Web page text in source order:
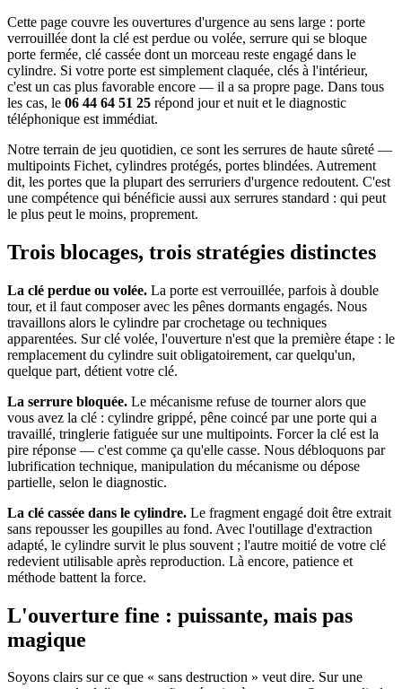
Cette page couvre les ouvertures d'urgence au sens large : porte
verrouillée dont la clé est perdue ou volée, serrure qui se bloque
porte fermée, clé cassée dont un morceau reste engagé dans le
cylindre. Si votre porte est simplement claquée, clés à l'intérieur,
c'est un cas plus favorable encore — il a sa propre page. Dans tous
les cas, le 06 44 64 51 25 répond jour et nuit et le diagnostic
téléphonique est immédiat.
Notre terrain de jeu quotidien, ce sont les serrures de haute sûreté —
multipoints Fichet, cylindres protégés, portes blindées. Autrement
dit, les portes que la plupart des serruriers d'urgence redoutent. C'est
une compétence qui bénéficie aussi aux serrures standard : qui peut
le plus peut le moins, proprement.
Trois blocages, trois stratégies distinctes
La clé perdue ou volée. La porte est verrouillée, parfois à double
tour, et il faut composer avec les pênes dormants engagés. Nous
travaillons alors le cylindre par crochetage ou techniques
apparentées. Sur clé volée, l'ouverture n'est que la première étape : le
remplacement du cylindre suit obligatoirement, car quelqu'un,
quelque part, détient votre clé.
La serrure bloquée. Le mécanisme refuse de tourner alors que
vous avez la clé : cylindre grippé, pêne coincé par une porte qui a
travaillé, tringlerie fatiguée sur une multipoints. Forcer la clé est la
pire réponse — c'est comme ça qu'elle casse. Nous débloquons par
lubrification technique, manipulation du mécanisme ou dépose
partielle, selon le diagnostic.
La clé cassée dans le cylindre. Le fragment engagé doit être extrait
sans repousser les goupilles au fond. Avec l'outillage d'extraction
adapté, le cylindre survit le plus souvent ; l'autre moitié de votre clé
redevient utilisable après reproduction. Là encore, patience et
méthode battent la force.
L'ouverture fine : puissante, mais pas
magique
Soyons clairs sur ce que « sans destruction » veut dire. Sur une